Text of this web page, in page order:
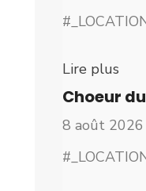
Lire plus
Choeur
8 août